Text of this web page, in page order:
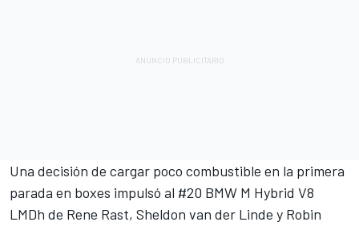
Una decisión de cargar poco combustible en la primera
parada en boxes impulsó al #20 BMW M Hybrid V8
LMDh de Rene Rast, Sheldon van der Linde y Robin